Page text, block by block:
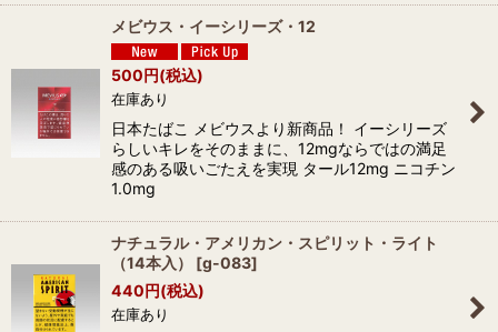
メビウス・イーシリーズ・12
500円(税込)
在庫あり
日本たばこ メビウスより新商品！ イーシリーズ
らしいキレをそのままに、12mgならではの満足
感のある吸いごたえを実現 タール12mg ニコチン
1.0mg
ナチュラル・アメリカン・スピリット・ライト
（14本入）
[g-083]
440円(税込)
在庫あり